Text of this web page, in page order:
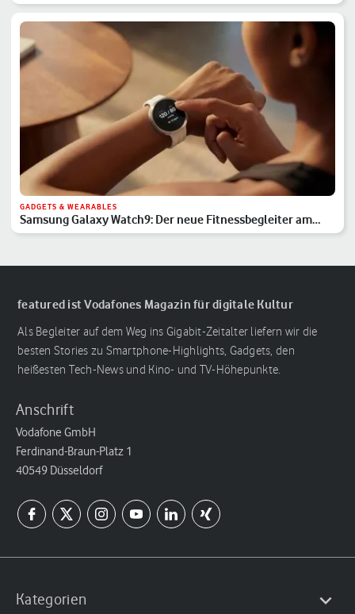
GADGETS & WEARABLES
Samsung Galaxy Watch9: Der neue Fitnessbegleiter am
Handgelenk
featured ist Vodafones Magazin für digitale Kultur
Als Begleiter auf dem Weg ins Gigabit-Zeitalter liefern wir die
besten Stories zu Smartphone-Highlights, Gadgets, den
heißesten Tech-News und Kino- und TV-Höhepunkte.
Anschrift
Vodafone GmbH
Ferdinand-Braun-Platz 1
40549 Düsseldorf
Kategorien